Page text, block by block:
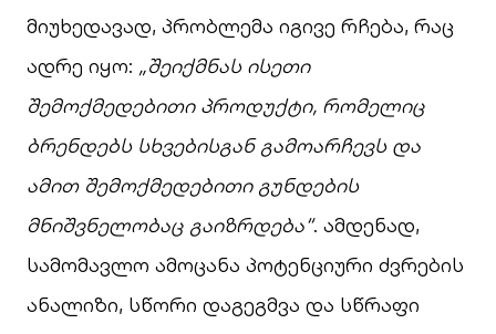
მიუხედავად, პრობლემა იგივე რჩება, რაც
ადრე იყო: „შეიქმნას ისეთი
შემოქმედებითი პროდუქტი, რომელიც
ბრენდებს სხვებისგან გამოარჩევს და
ამით შემოქმედებითი გუნდების
მნიშვნელობაც გაიზრდება“. ამდენად,
სამომავლო ამოცანა პოტენციური ძვრების
ანალიზი, სწორი დაგეგმვა და სწრაფი